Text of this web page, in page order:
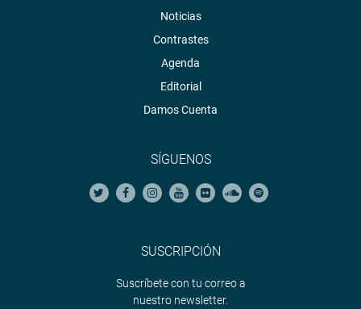
Noticias
Contrastes
Agenda
Editorial
Damos Cuenta
SÍGUENOS
SUSCRIPCIÓN
Suscríbete con tu correo a
nuestro newsletter.